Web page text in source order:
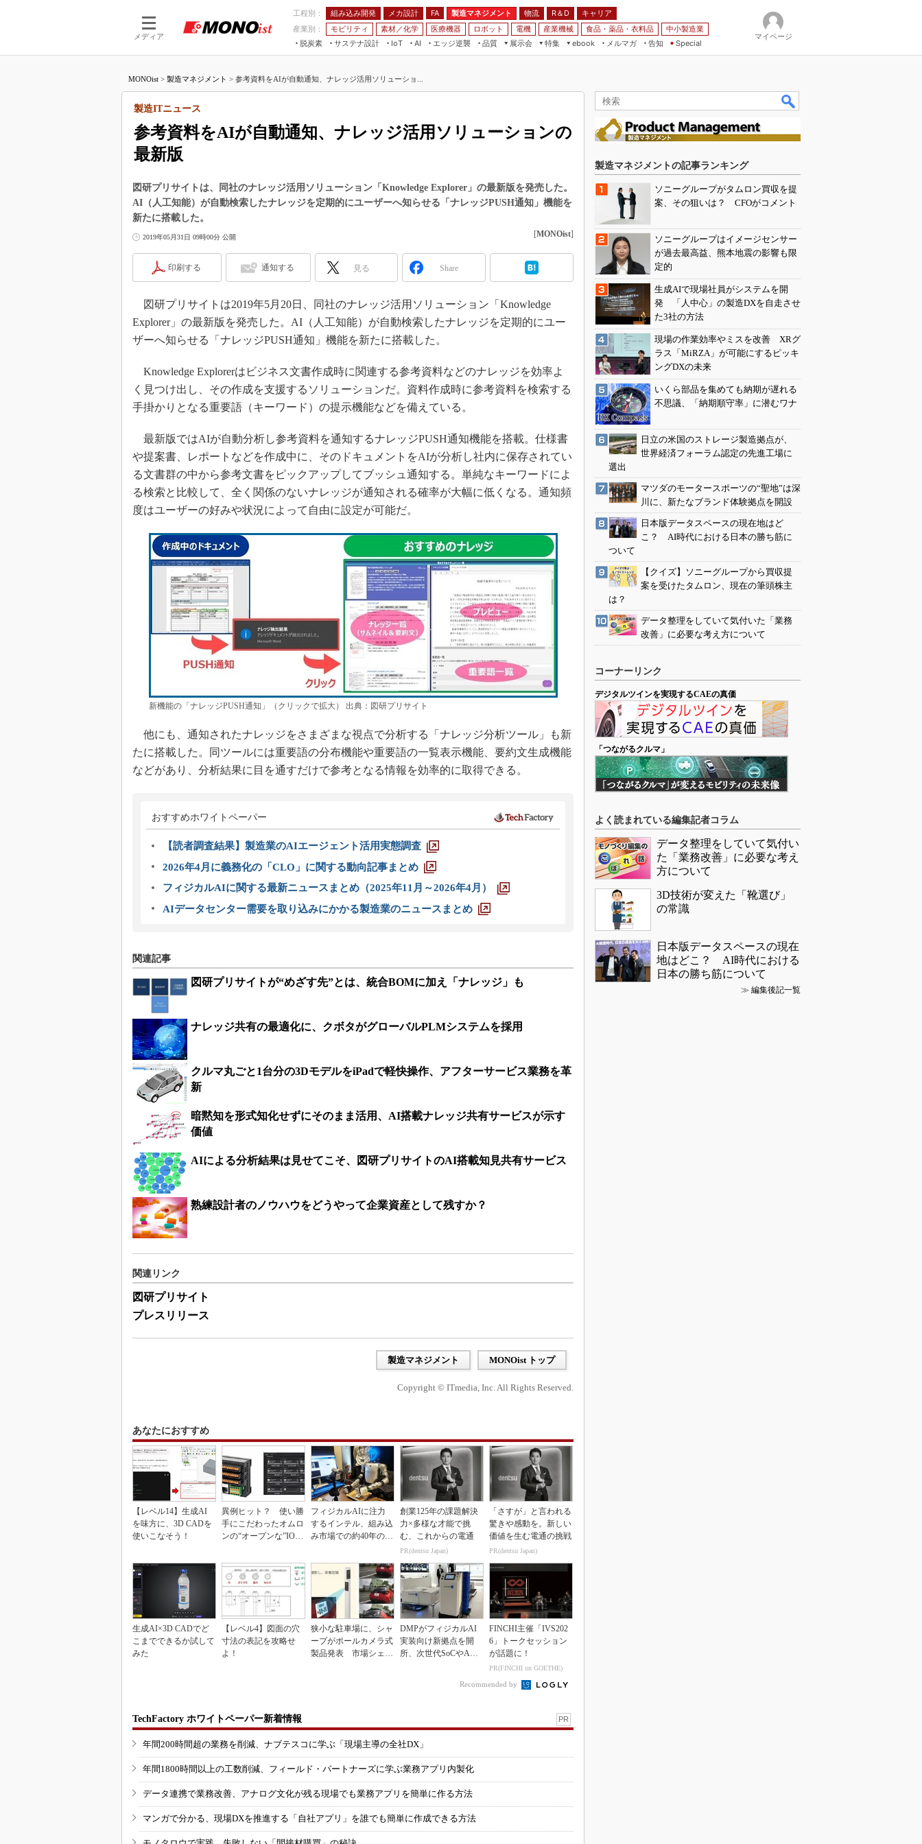
メディア
工程別： 組み込み開発 メカ設計 FA 製造マネジメント 物流 R＆D
キャリア
産業別：
モビリティ 素材／化学 医療機器 ロボット 電機 産業機械 食品・薬品・衣料品
中小製造業
脱炭素
サステナ設計
IoT
つながる工場
AI
AI×設備保全
エッジ逆襲 品質
展示会
JIMTOF
IIFES
TECHNO-FRONTIER
EdgeTech+
日本ものづくりワールド
AUTOMOTIVE WORLD
産業オープンネット展
特集
つながるクルマ
VR／AR
フィールドサービス
組み込み画像技術
組み込みモデリング
ISO26262
3Dプリンタ
デジタルツインとCAE
インダストリー4.0
イノベーション
メイドインジャパン
植物工場
知財マネジメント
制御セキュリティ
新型コロナへの対応
ebook
FA
モビリティ
メルマガ
告知 Special
マイページ
MONOist > 製造マネジメント > 参考資料をAIが自動通知、ナレッジ活用ソリューショ...
参考資料をAIが自動通知、ナレッジ活用ソリューションの
最新版
製造ITニュース
図研プリサイトは、同社のナレッジ活用ソリューション「Knowledge Explorer」の最新版を発売した。
AI（人工知能）が自動検索したナレッジを定期的にユーザーへ知らせる「ナレッジPUSH通知」機能を
新たに搭載した。
2019年05月31日 09時00分 公開 [MONOist]
印刷する 通知する 見る Share
図研プリサイトは2019年5月20日、同社のナレッジ活用ソリューション「Knowledge
Explorer」の最新版を発売した。AI（人工知能）が自動検索したナレッジを定期的にユー
ザーへ知らせる「ナレッジPUSH通知」機能を新たに搭載した。
Knowledge Explorerはビジネス文書作成時に関連する参考資料などのナレッジを効率よ
く見つけ出し、その作成を支援するソリューションだ。資料作成時に参考資料を検索する
手掛かりとなる重要語（キーワード）の提示機能などを備えている。
最新版ではAIが自動分析し参考資料を通知するナレッジPUSH通知機能を搭載。仕様書
や提案書、レポートなどを作成中に、そのドキュメントをAIが分析し社内に保存されてい
る文書群の中から参考文書をピックアップしてブッシュ通知する。単純なキーワードによ
る検索と比較して、全く関係のないナレッジが通知される確率が大幅に低くなる。通知頻
度はユーザーの好みや状況によって自由に設定が可能だ。
新機能の「ナレッジPUSH通知」（クリックで拡大） 出典：図研プリサイト
他にも、通知されたナレッジをさまざまな視点で分析する「ナレッジ分析ツール」も新
たに搭載した。同ツールには重要語の分布機能や重要語の一覧表示機能、要約文生成機能
などがあり、分析結果に目を通すだけで参考となる情報を効率的に取得できる。
おすすめホワイトペーパー
【読者調査結果】製造業のAIエージェント活用実態調査
2026年4月に義務化の「CLO」に関する動向記事まとめ
フィジカルAIに関する最新ニュースまとめ（2025年11月～2026年4月）
AIデータセンター需要を取り込みにかかる製造業のニュースまとめ
関連記事
図研プリサイトが“めざす先”とは、統合BOMに加え「ナレッジ」も
ナレッジ共有の最適化に、クボタがグローバルPLMシステムを採用
クルマ丸ごと1台分の3DモデルをiPadで軽快操作、アフターサービス業務を革
新
暗黙知を形式知化せずにそのまま活用、AI搭載ナレッジ共有サービスが示す
価値
AIによる分析結果は見せてこそ、図研プリサイトのAI搭載知見共有サービス
熟練設計者のノウハウをどうやって企業資産として残すか？
関連リンク
図研プリサイト
プレスリリース
製造マネジメント MONOist トップ
Copyright © ITmedia, Inc. All Rights Reserved.
あなたにおすすめ
【レベル14】生成AI
を味方に、3D CADを
使いこなそう！
異例ヒット？ 使い勝
手にこだわったオムロ
ンの“オープンな”IO-L
フィジカルAIに注力
するインテル、組み込
み市場での約40年の実
創業125年の課題解決
力×多様な才能で挑
む、これからの電通
PR(dentsu Japan)
「さすが」と言われる
驚きや感動を。新しい
価値を生む電通の挑戦
PR(dentsu Japan)
生成AI×3D CADでど
こまでできるか試して
みた
【レベル4】図面の穴
寸法の表記を攻略せ
よ！
狭小な駐車場に、シャ
ープがポールカメラ式
製品発表 市場シェア
DMPがフィジカルAI
実装向け新拠点を開
所、次世代SoCやAM
FINCHI主催「IVS202
6」トークセッション
が話題に！
PR(FINCHI on GOETHE)
Recommended by
TechFactory ホワイトペーパー新着情報 PR
年間200時間超の業務を削減、ナブテスコに学ぶ「現場主導の全社DX」
年間1800時間以上の工数削減、フィールド・パートナーズに学ぶ業務アプリ内製化
データ連携で業務改善、アナログ文化が残る現場でも業務アプリを簡単に作る方法
マンガで分かる、現場DXを推進する「自社アプリ」を誰でも簡単に作成できる方法
製造マネジメントの記事ランキング
ソニーグループがタムロン買収を提
案、その狙いは？ CFOがコメント
ソニーグループはイメージセンサー
が過去最高益、熊本地震の影響も限
定的
生成AIで現場社員がシステムを開
発 「人中心」の製造DXを自走させ
た3社の方法
現場の作業効率やミスを改善 XRグ
ラス「MiRZA」が可能にするピッキ
ングDXの未来
いくら部品を集めても納期が遅れる
不思議、「納期順守率」に潜むワナ
日立の米国のストレージ製造拠点が、
世界経済フォーラム認定の先進工場に
選出
マツダのモータースポーツの“聖地”は深
川に、新たなブランド体験拠点を開設
日本版データスペースの現在地はど
こ？ AI時代における日本の勝ち筋に
ついて
【クイズ】ソニーグループから買収提
案を受けたタムロン、現在の筆頭株主
は？
データ整理をしていて気付いた「業務
改善」に必要な考え方について
コーナーリンク
デジタルツインを実現するCAEの真価
「つながるクルマ」
よく読まれている編集記者コラム
データ整理をしていて気付い
た「業務改善」に必要な考え
方について
3D技術が変えた「靴選び」
の常識
日本版データスペースの現在
地はどこ？ AI時代における
日本の勝ち筋について
≫ 編集後記一覧